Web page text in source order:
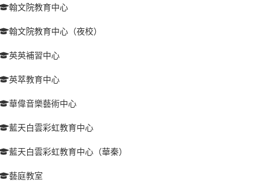
翰文院教育中心
翰文院教育中心（夜校）
英英補習中心
英萃教育中心
華偉音樂藝術中心
藍天白雲彩虹教育中心
藍天白雲彩虹教育中心（華秦）
藝庭教室